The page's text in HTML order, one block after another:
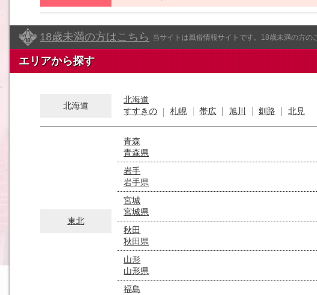
18歳未満の方はこちら 当サイトは風俗情報サイトです。18歳未満の方の
エリアから探す
北海道
北海道
すすきの
札幌 帯広 旭川 釧路 北見
東北
青森
青森県
岩手
岩手県
宮城
宮城県
秋田
秋田県
山形
山形県
福島